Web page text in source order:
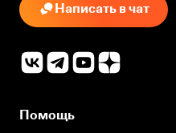
Написать в чат
Помощь